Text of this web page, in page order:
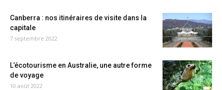
Canberra : nos itinéraires de visite dans la
capitale
7 septembre 2022
L’écotourisme en Australie, une autre forme
de voyage
10 août 2022